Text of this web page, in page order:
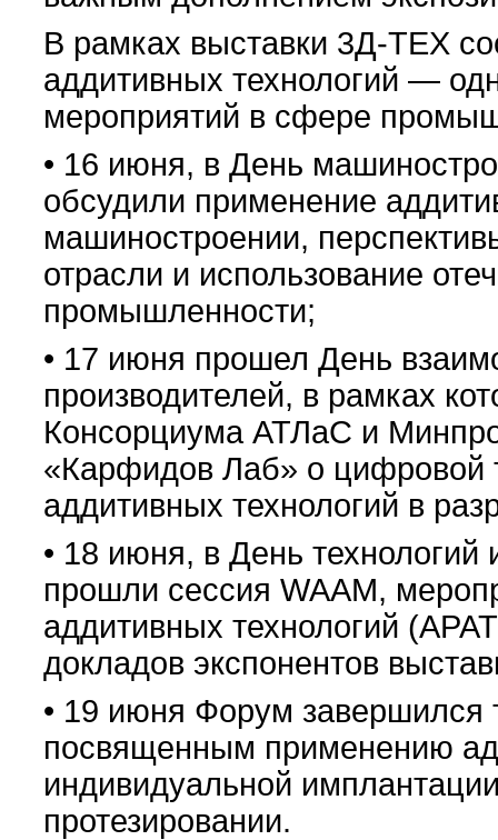
В рамках выставки 3Д-ТЕХ
аддитивных технологий —
мероприятий в сфере
• 16 июня, в День
обсудили применение
машиностроении,
отрасли и использование
промышленности;
• 17 июня прошел День
производителей, в рамках
Консорциума АТЛаС и
«Карфидов Лаб» о цифровой
аддитивных технологий в
• 18 июня, в День
прошли сессия WAAM,
аддитивных технологий
докладов экспонентов
• 19 июня Форум
посвященным применению
индивидуальной
протезировании.